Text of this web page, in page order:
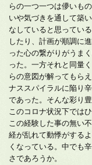
らの一つ一つは儚いも
いや気づきを通して築
なしていると思ってい
したり、計画が順調に
った心の繋がりがうま
った。一方それと同量
らの意図が解ってもら
ナススパイラルに陥り
であった。そんな彩り
このコロナ状況下では
この経験した事の無い
経が乱れて動悸がする
くなっている。中でも
さであろうか。